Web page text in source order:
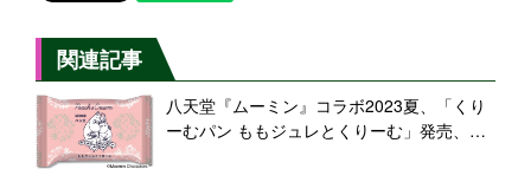
関連記事
八天堂『ムーミン』コラボ2023夏、「くり
ーむパン ももジュレとくりーむ」発売、可